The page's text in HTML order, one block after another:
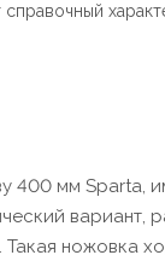
400 мм Sparta,
вариант,
ножовка